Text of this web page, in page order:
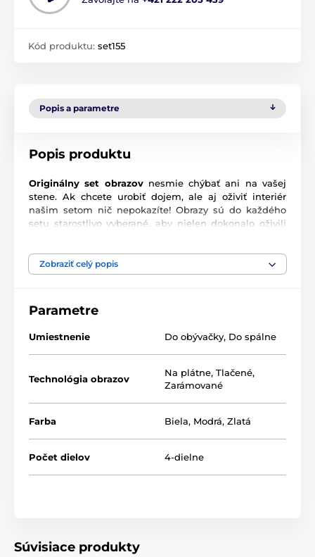
Kód produktu: set155
Popis a parametre
Popis produktu
Originálny set obrazov nesmie chýbať ani na vašej
stene. Ak chcete urobiť dojem, ale aj oživiť interiér
našim setom nič nepokazíte! Obrazy sú do každého
setu starostlivo vyberané, aby nielen dokonalo oživili
na vás, tak neváhajte a vytvorte si aj vy zo steny
galériu plnú jedinečných motívov.
Zobraziť celý popis
Parametre
Umiestnenie Do obývačky, Do spálne
Technológia obrazov
Na plátne, Tlačené,
Zarámované
Farba Biela, Modrá, Zlatá
Počet dielov 4-dielne
Súvisiace produkty